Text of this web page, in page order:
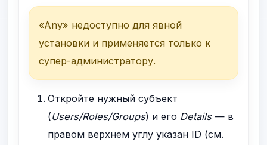
«Any» недоступно для явной
установки и применяется только к
супер-администратору.
Откройте нужный субъект
(Users/Roles/Groups) и его Details— в
правом верхнем углу указан ID (см.